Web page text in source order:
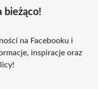
bieżąco!
na Facebooku i
inspiracje oraz